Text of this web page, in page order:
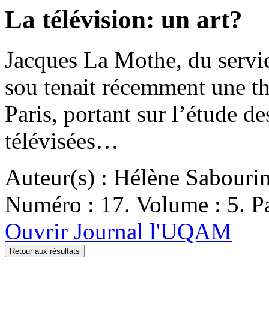
La télévision: un art?
Jacques La Mothe, du
sou tenait récemment une
Paris, portant sur l’étude
télévisées…
Auteur(s) : Hélène
Numéro : 17. Volume : 5.
Ouvrir Journal l'UQAM
Retour aux résultats